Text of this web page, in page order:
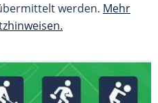
werden. Mehr